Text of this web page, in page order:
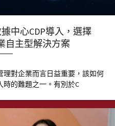
中心CDP導入，選擇
自主型解決方案
對企業而言日益重要，該如何
的難題之一。有別於C